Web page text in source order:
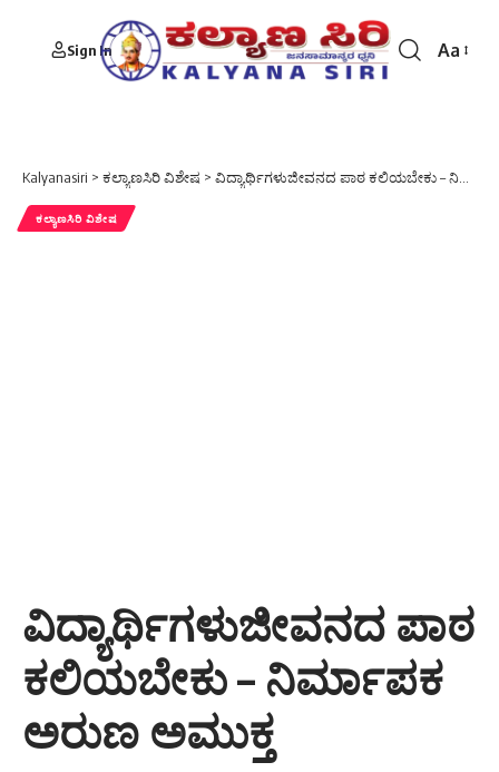
Sign In
Font
Aa
Kalyanasiri > ಕಲ್ಯಾಣಸಿರಿ ವಿಶೇಷ > ವಿದ್ಯಾರ್ಥಿಗಳುಜೀವನದ ಪಾಠ ಕಲಿಯಬೇಕು – ನಿರ್ಮಾಪಕ ಅರುಣ ಅಮುಕ್ತ
ಕಲ್ಯಾಣಸಿರಿ ವಿಶೇಷ
ವಿದ್ಯಾರ್ಥಿಗಳುಜೀವನದ ಪಾಠ
ಕಲಿಯಬೇಕು – ನಿರ್ಮಾಪಕ
ಅರುಣ ಅಮುಕ್ತ